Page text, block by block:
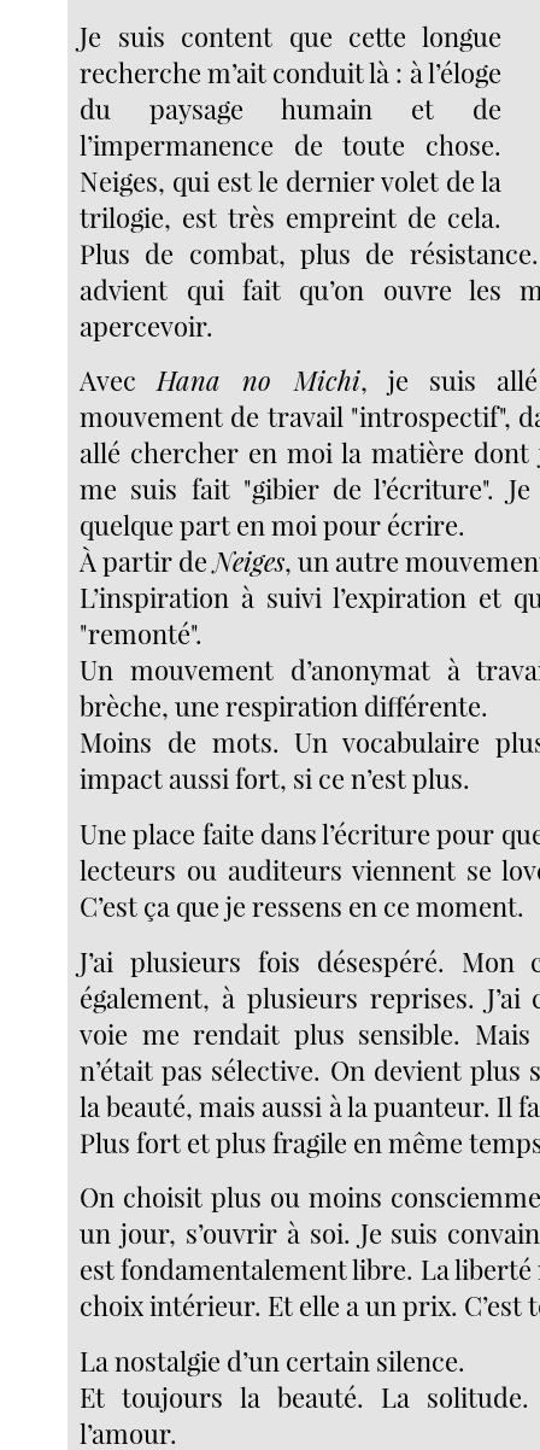
Je suis content que cette longue
recherche m’ait conduit là : à l’éloge
du paysage humain et de
l’impermanence de toute chose.
Neiges, qui est le dernier volet de la
trilogie, est très empreint de cela.
Plus de combat, plus de
advient qui fait qu’on ouvre les
apercevoir.
AvecHana no Michi, je suis
mouvement de travail "introspectif",
allé chercher en moi la matière dont
me suis fait "gibier de l’écriture". Je
quelque part en moi pour écrire.
À partir deNeiges, un autre
L’inspiration à suivi l’expiration et
"remonté".
Un mouvement d’anonymat à
brèche, une respiration différente.
Moins de mots. Un vocabulaire
impact aussi fort, si ce n’est plus.
Une place faite dans l’écriture pour
lecteurs ou auditeurs viennent se
C’est ça que je ressens en ce moment.
J’ai plusieurs fois désespéré. Mon
également, à plusieurs reprises.
voie me rendait plus sensible.
n’était pas sélective. On devient plus
la beauté, mais aussi à la puanteur. Il
Plus fort et plus fragile en même
On choisit plus ou moins
un jour, s’ouvrir à soi. Je suis
est fondamentalement libre. La liberté
choix intérieur. Et elle a un prix. C’est
La nostalgie d’un certain silence.
Et toujours la beauté. La
l’amour.